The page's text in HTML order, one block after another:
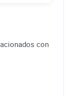
con